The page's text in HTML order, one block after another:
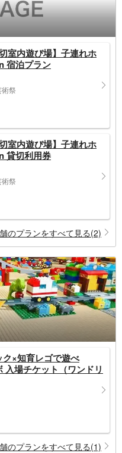
室内遊び場】子連れホ
宿泊プラン
祭
室内遊び場】子連れホ
貸切利用券
祭
のプランをすべて見る(2)
ク×知育レゴで遊べ
入場チケット（ワンドリ
のプランをすべて見る(1)